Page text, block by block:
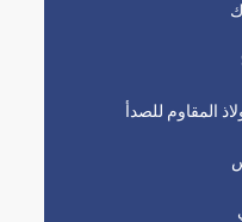
المقاوم للصدأ